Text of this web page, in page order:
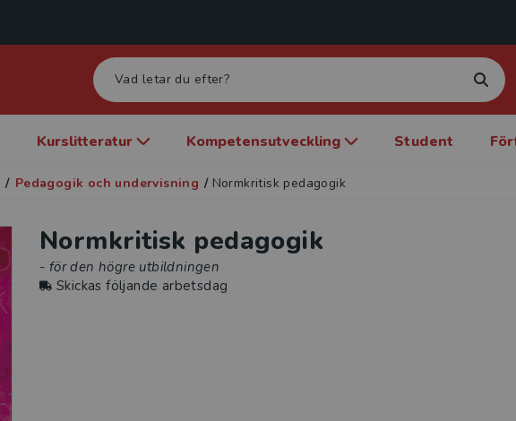
Kurslitteratur Kompetensutveckling Student
/ Pedagogik och undervisning / Normkritisk pedagogik
Normkritisk pedagogik
- för den högre utbildningen
Skickas följande arbetsdag